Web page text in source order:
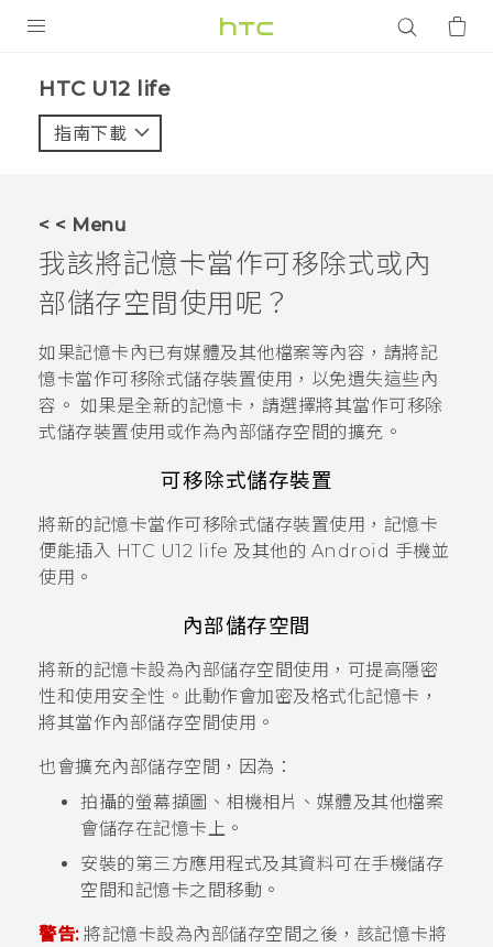
VIVE
VIVERSE
應用程式
支援服務
登入
HTC U12 life‎
指南下載
< < Menu
我該將記憶卡當作可移除式或內
部儲存空間使用呢？
如果記憶卡內已有媒體及其他檔案等內容，請將記
憶卡當作可移除式儲存裝置使用，以免遺失這些內
容。 如果是全新的記憶卡，請選擇將其當作可移除
式儲存裝置使用或作為內部儲存空間的擴充。
可移除式儲存裝置
將新的記憶卡當作可移除式儲存裝置使用，記憶卡
便能插入 HTC U12 life 及其他的 Android 手機並
使用。
內部儲存空間
將新的記憶卡設為內部儲存空間使用，可提高隱密
性和使用安全性。此動作會加密及格式化記憶卡，
將其當作內部儲存空間使用。
也會擴充內部儲存空間，因為：
拍攝的螢幕擷圖、相機相片、媒體及其他檔案
會儲存在記憶卡上。
安裝的第三方應用程式及其資料可在手機儲存
空間和記憶卡之間移動。
警告:將記憶卡設為內部儲存空間之後，該記憶卡將